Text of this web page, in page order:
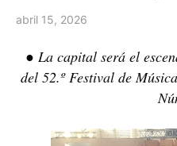
abril 15, 2026
● La capital será el
del 52.º Festival de